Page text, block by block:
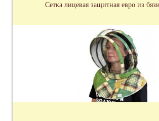
Сетка лицевая защитная евро из